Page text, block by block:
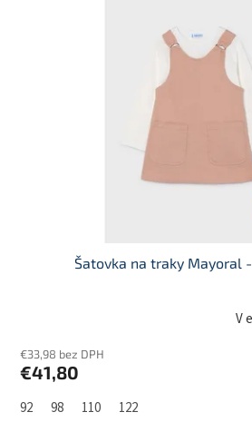
Šatovka na traky Mayoral -
V
€33,98 bez DPH
€41,80
92 98 110 122